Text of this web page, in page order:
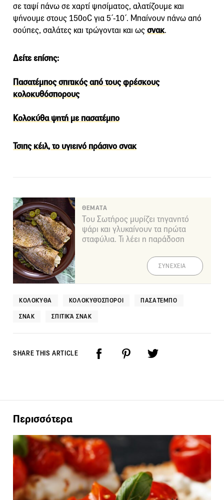
σε ταψί πάνω σε χαρτί ψησίματος, αλατίζουμε και
ψήνουμε στους 150οC για 5΄-10΄. Μπαίνουν πάνω από
σούπες, σαλάτες και τρώγονται και ωςσνακ.
Δείτε επίσης:
Πασατέμπος σπιτικός από τους φρέσκους
κολοκυθόσπορους
Κολοκύθα ψητή με πασατέμπο
Τσιπς κέιλ, το υγιεινό πράσινο σνακ
ΘΕΜΑΤΑ
Του Σωτήρος μυρίζει τηγανητό
ψάρι και γλυκαίνουν τα πρώτα
σταφύλια. Τι λέει η παράδοση
ΣΥΝΕΧΕΙΑ
ΚΟΛΟΚΎΘΑ ΚΟΛΟΚΥΘΌΣΠΟΡΟΙ ΠΑΣΑΤΈΜΠΟ
ΣΝΑΚ ΣΠΙΤΙΚΆ ΣΝΑΚ
SHARE THIS ARTICLE
Περισσότερα